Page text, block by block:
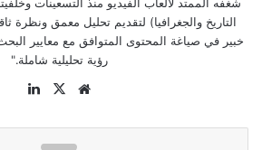
التاريخ والجغرافيا) لتقديم تحليل معمق ونظرة
خبير في صياغة المحتوى المتوافق مع معايير
رؤية تحليلية شاملة."
موقع
‫X